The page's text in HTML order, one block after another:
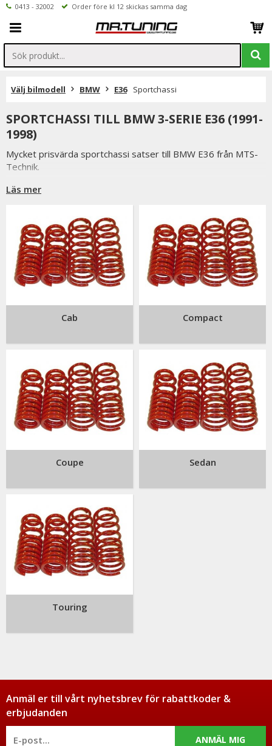
0413 - 32002 Order före kl 12 skickas samma dag
Välj bilmodell BMW E36 Sportchassi
SPORTCHASSI TILL BMW 3-SERIE E36 (1991-
1998)
Mycket prisvärda sportchassi satser till BMW E36 från MTS-
Technik.
I satserna ingår sänkningsfjädrar samt sportstötdämpare
får du gärna kontakta oss då vi själva har ett brinnande
intresse för bilstyling & biltuning och svarar gladeligen på era
funderingar. På vardagar mellan 09 - 16 kan ni nå oss via
telefon: 0413-32002. Ni når oss även via
mail: info@mrtuning.se
Läs mer
Cab Compact
Coupe Sedan
Touring
Anmäl er till vårt nyhetsbrev för rabattkoder &
erbjudanden
ANMÄL MIG